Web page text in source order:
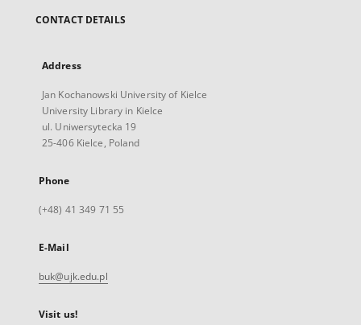
CONTACT DETAILS
Address
Jan Kochanowski University of Kielce
University Library in Kielce
ul. Uniwersytecka 19
25-406 Kielce, Poland
Phone
(+48) 41 349 71 55
E-Mail
buk@ujk.edu.pl
Visit us!